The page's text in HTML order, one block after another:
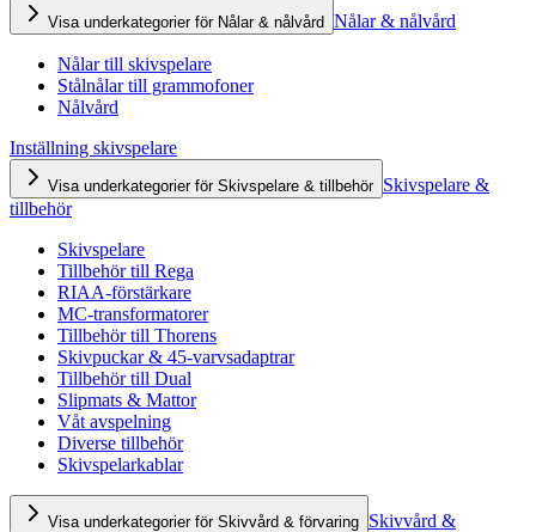
Visa underkategorier för Nålar & nålvård Nålar & nålvård
Nålar till skivspelare
Stålnålar till grammofoner
Nålvård
Inställning skivspelare
Visa underkategorier för Skivspelare & tillbehör Skivspelare &
tillbehör
Skivspelare
Tillbehör till Rega
RIAA-förstärkare
MC-transformatorer
Tillbehör till Thorens
Skivpuckar & 45-varvsadaptrar
Tillbehör till Dual
Slipmats & Mattor
Våt avspelning
Diverse tillbehör
Skivspelarkablar
Visa underkategorier för Skivvård & förvaring Skivvård &